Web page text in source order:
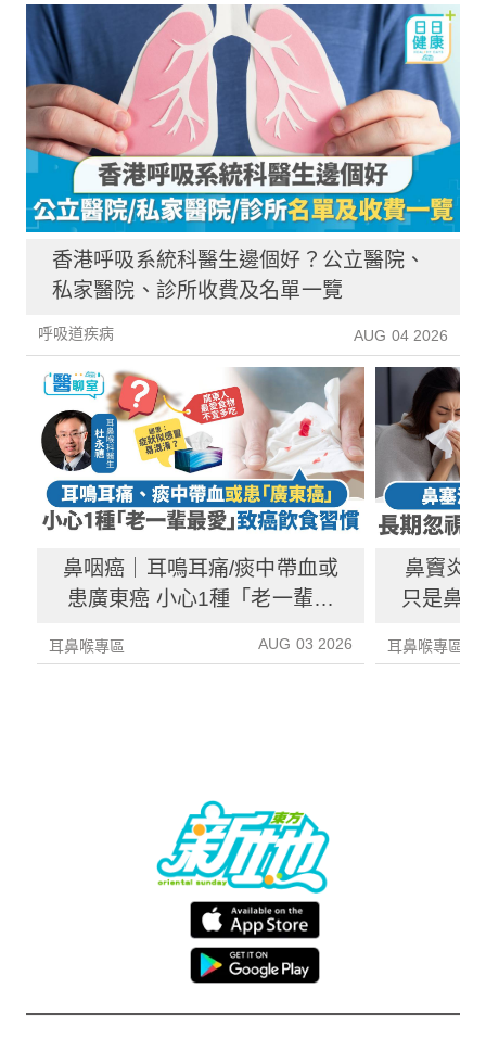
香港呼吸系統科醫生邊個好？公立醫院、
私家醫院、診所收費及名單一覽
呼吸道疾病 AUG 04 2026
鼻咽癌｜耳鳴耳痛/痰中帶血或
患廣東癌 小心1種「老一輩最
耳鼻喉專區 AUG 03 2026
鼻竇炎
只是鼻
耳鼻喉專區